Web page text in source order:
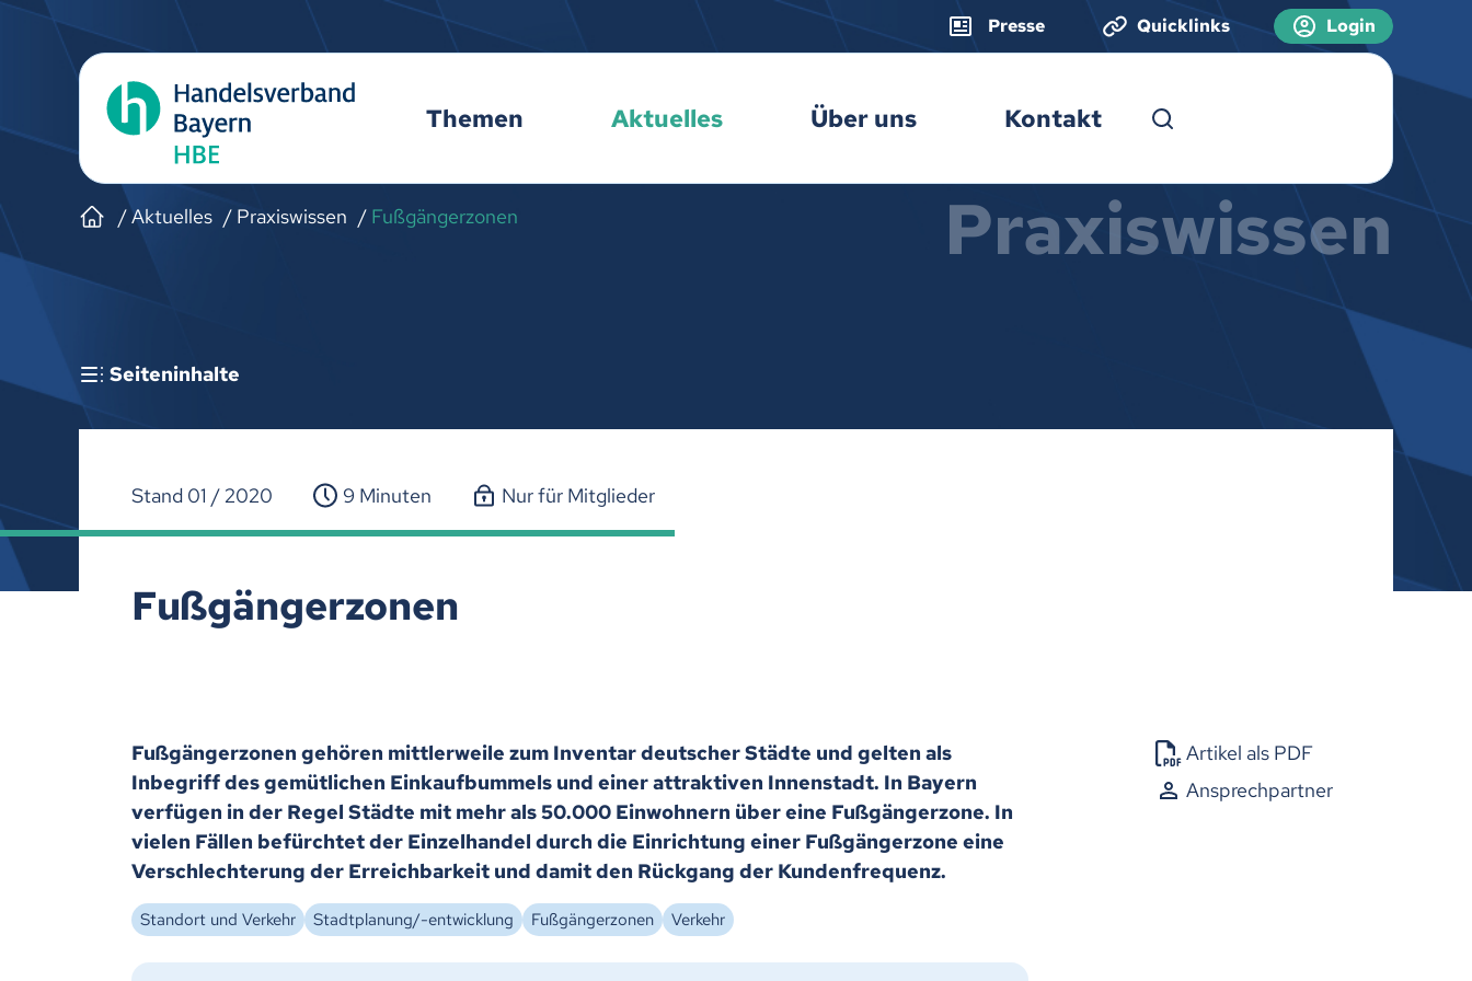
Presse Quicklinks Login
Themen Aktuelles Über uns Kontakt
Aktuelles Praxiswissen Fußgängerzonen Praxiswissen
Seiteninhalte
Stand 01 / 2020 9 Minuten Nur für Mitglieder
Fußgängerzonen
Fußgängerzonen gehören mittlerweile zum Inventar deutscher Städte und gelten als
Inbegriff des gemütlichen Einkaufbummels und einer attraktiven Innenstadt. In Bayern
verfügen in der Regel Städte mit mehr als 50.000 Einwohnern über eine Fußgängerzone. In
vielen Fällen befürchtet der Einzelhandel durch die Einrichtung einer Fußgängerzone eine
Verschlechterung der Erreichbarkeit und damit den Rückgang der Kundenfrequenz.
Standort und Verkehr Stadtplanung/-entwicklung Fußgängerzonen Verkehr
Artikel als PDF
Ansprechpartner